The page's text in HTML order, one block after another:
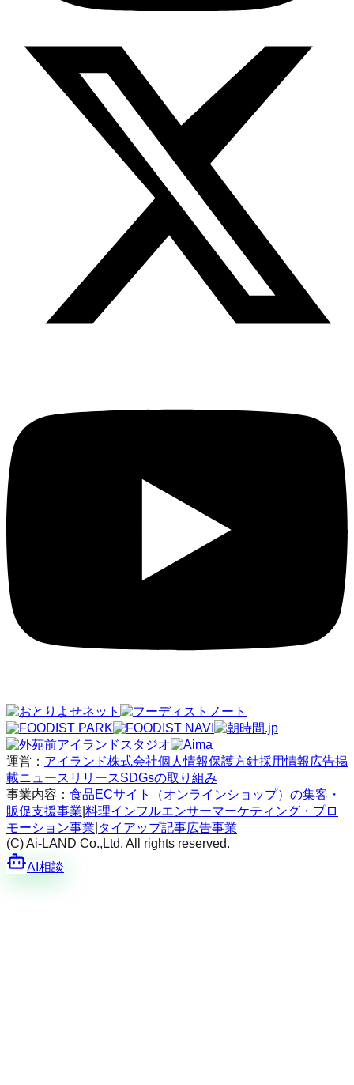
運営： アイランド株式会社個人情報保護方針採用情報 広告掲
載ニュースリリースSDGsの取り組み
事業内容： 食品ECサイト（オンラインショップ）の集客・
販促支援事業 料理インフルエンサーマーケティング・プロ
モーション事業 タイアップ記事広告事業
(C) Ai-LAND Co.,Ltd. All rights reserved.
AI相談